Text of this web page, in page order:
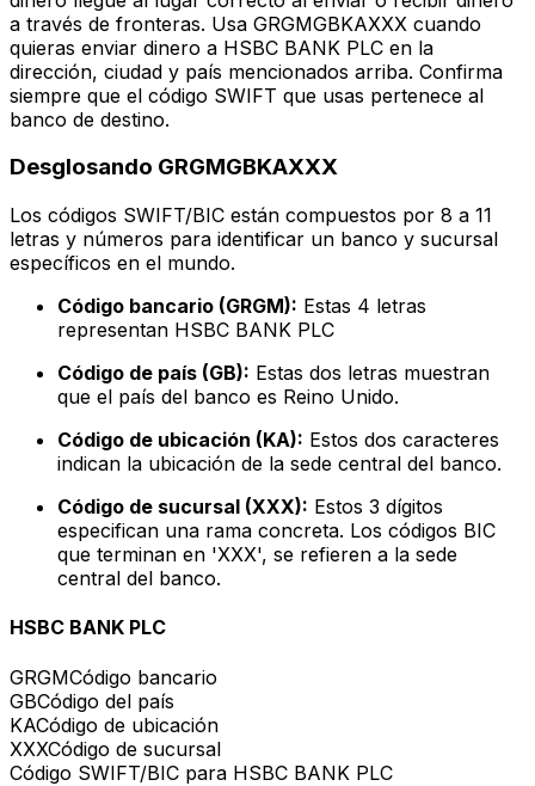
a través de fronteras. Usa GRGMGBKAXXX cuando
quieras enviar dinero a HSBC BANK PLC en la
dirección, ciudad y país mencionados arriba. Confirma
siempre que el código SWIFT que usas pertenece al
banco de destino.
Desglosando GRGMGBKAXXX
Los códigos SWIFT/BIC están compuestos por 8 a 11
letras y números para identificar un banco y sucursal
específicos en el mundo.
Código bancario (GRGM): Estas 4 letras
representan HSBC BANK PLC
Código de país (GB): Estas dos letras muestran
que el país del banco es Reino Unido.
Código de ubicación (KA): Estos dos caracteres
indican la ubicación de la sede central del banco.
Código de sucursal (XXX): Estos 3 dígitos
especifican una rama concreta. Los códigos BIC
que terminan en 'XXX', se refieren a la sede
central del banco.
HSBC BANK PLC
GRGMCódigo bancario
GBCódigo del país
KACódigo de ubicación
XXXCódigo de sucursal
Código SWIFT/BIC para HSBC BANK PLC